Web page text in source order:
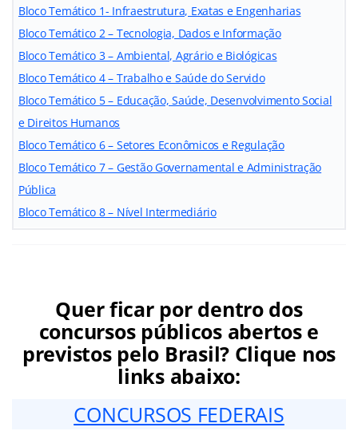
Bloco Temático 1- Infraestrutura, Exatas e Engenharias
Bloco Temático 2 – Tecnologia, Dados e Informação
Bloco Temático 3 – Ambiental, Agrário e Biológicas
Bloco Temático 4 – Trabalho e Saúde do Servido
Bloco Temático 5 – Educação, Saúde, Desenvolvimento Social
e Direitos Humanos
Bloco Temático 6 – Setores Econômicos e Regulação
Bloco Temático 7 – Gestão Governamental e Administração
Pública
Bloco Temático 8 – Nível Intermediário
Quer ficar por dentro dos
concursos públicos abertos e
previstos pelo Brasil? Clique nos
links abaixo:
CONCURSOS FEDERAIS